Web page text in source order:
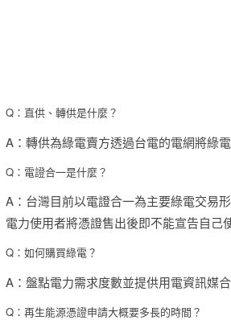
Q：直供、轉供是什麼？
A：轉供為綠電賣方透過台電的電網將綠
Q：電證合一是什麼？
A：台灣目前以電證合一為主要綠電交易
電力使用者將憑證售出後即不能宣告自己
Q：如何購買綠電？
A：盤點電力需求度數並提供用電資訊媒
Q：再生能源憑證申請大概要多長的時間？